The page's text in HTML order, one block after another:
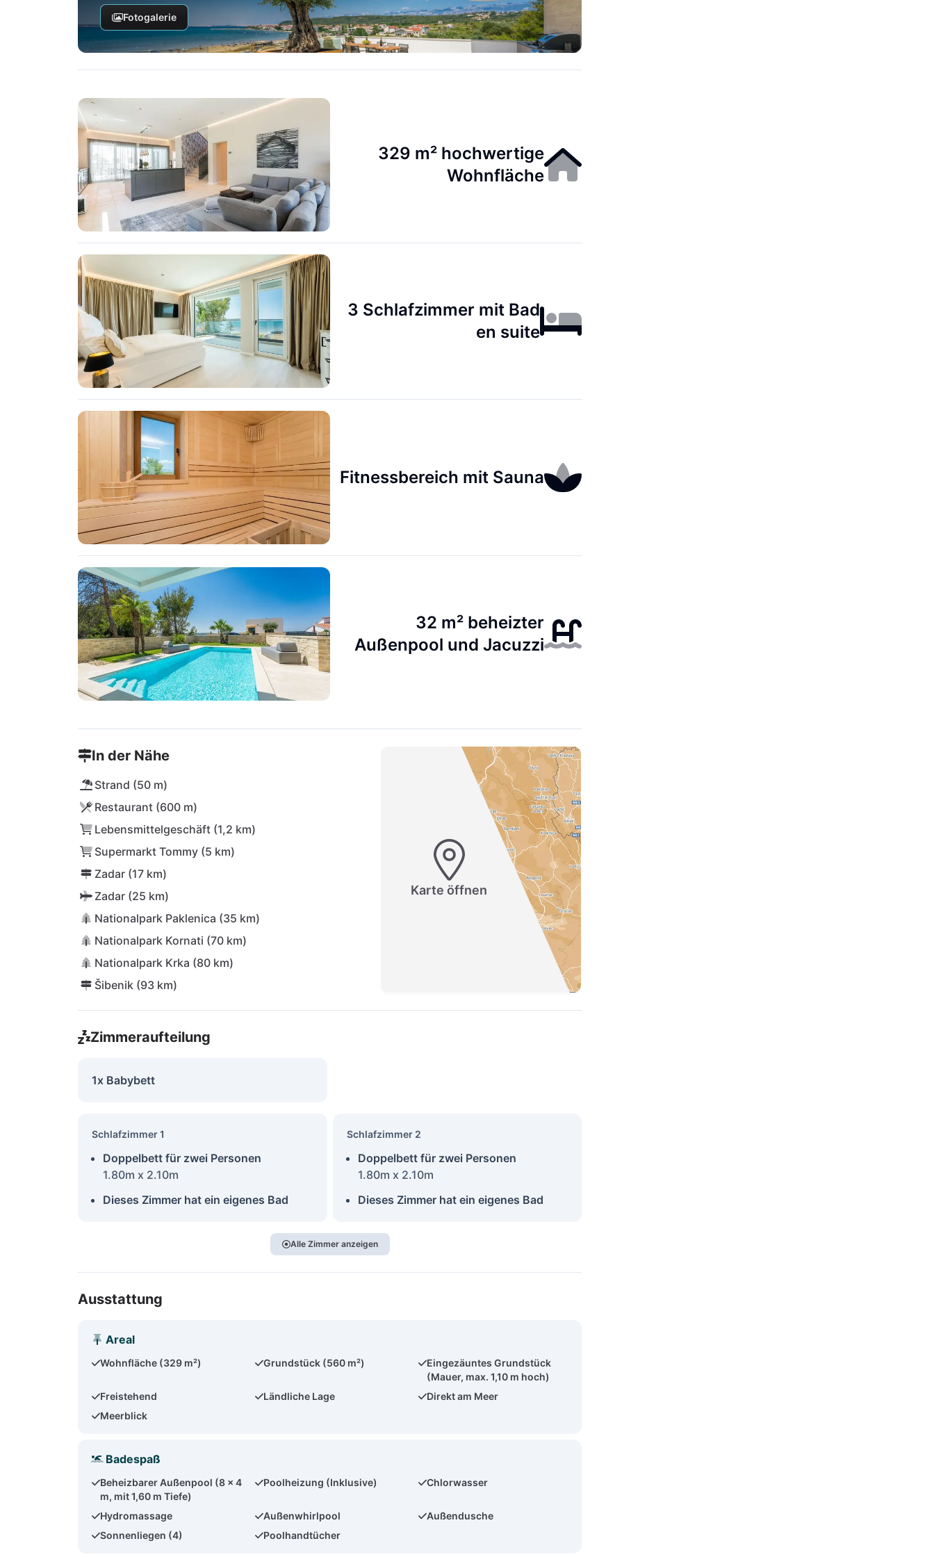
Fotogalerie
329 m² hochwertige
Wohnfläche
3 Schlafzimmer mit Bad
en suite
Fitnessbereich mit Sauna
32 m² beheizter
Außenpool und Jacuzzi
In der Nähe
Strand (50 m)
Restaurant (600 m)
Lebensmittelgeschäft (1,2 km)
Supermarkt Tommy (5 km)
Zadar (17 km)
Zadar (25 km)
Nationalpark Paklenica (35 km)
Nationalpark Kornati (70 km)
Nationalpark Krka (80 km)
Šibenik (93 km)
Karte öffnen
Zimmeraufteilung
1x Babybett
Schlafzimmer 1
Doppelbett für zwei Personen
1.80m x 2.10m
Dieses Zimmer hat ein eigenes Bad
Schlafzimmer 2
Doppelbett für zwei Personen
1.80m x 2.10m
Dieses Zimmer hat ein eigenes Bad
Alle Zimmer anzeigen
Ausstattung
Areal
Wohnfläche (329 m²) Grundstück (560 m²)
Eingezäuntes Grundstück
(Mauer, max. 1,10 m hoch)
Freistehend
Ländliche Lage
Direkt am Meer
Meerblick
Badespaß
Beheizbarer Außenpool (8 x 4
m, mit 1,60 m Tiefe)
Poolheizung (Inklusive) Chlorwasser
Hydromassage Außenwhirlpool
Außendusche
Sonnenliegen (4)
Poolhandtücher